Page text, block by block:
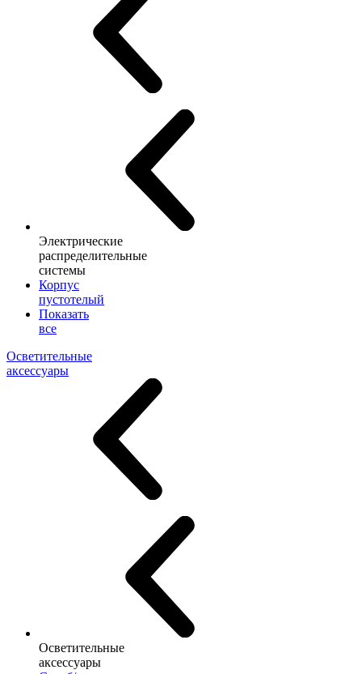
Электрические
распределительные
системы
Корпус
пустотелый
Показать
все
Осветительные
аксессуары
Осветительные
аксессуары